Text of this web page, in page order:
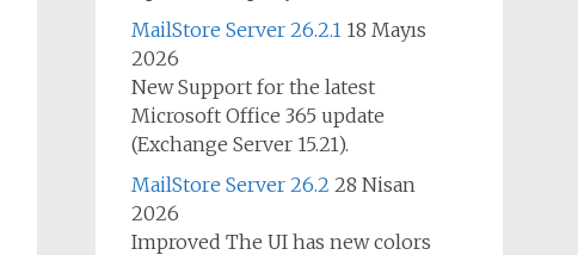
MailStore Server 26.2.1 18 Mayıs
2026
New Support for the latest
Microsoft Office 365 update
(Exchange Server 15.21).
MailStore Server 26.2 28 Nisan
2026
Improved The UI has new colors